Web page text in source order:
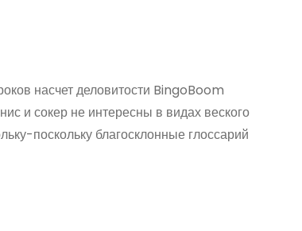
насчет деловитости BingoBoom
и сокер не интересны в видах веского
поскольку благосклонные глоссарий